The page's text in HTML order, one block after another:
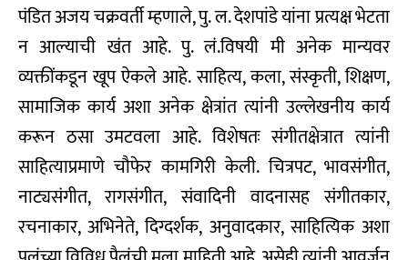
पंडित अजय चक्रवर्ती म्हणाले, पु. ल. देशपांडे यांना प्रत्यक्ष भेटता
न आल्याची खंत आहे. पु. लं.विषयी मी अनेक मान्यवर
व्यक्तींकडून खूप ऐकले आहे. साहित्य, कला, संस्कृती, शिक्षण,
सामाजिक कार्य अशा अनेक क्षेत्रांत त्यांनी उल्लेखनीय कार्य
करून ठसा उमटवला आहे. विशेषतः संगीतक्षेत्रात त्यांनी
साहित्याप्रमाणे चौफेर कामगिरी केली. चित्रपट, भावसंगीत,
नाट्यसंगीत, रागसंगीत, संवादिनी वादनासह संगीतकार,
रचनाकार, अभिनेते, दिग्दर्शक, अनुवादकार, साहित्यिक अशा